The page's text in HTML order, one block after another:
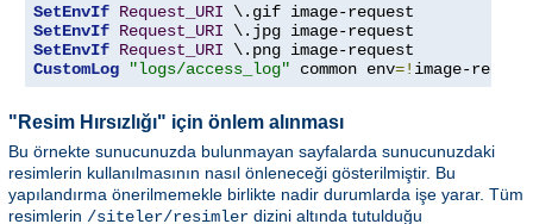
SetEnvIf Request_URI
SetEnvIf Request_URI
SetEnvIf Request_URI
CustomLog
"logs/access_log" common env=! image-
"Resim Hırsızlığı" için önlem alınması
Bu örnekte sunucunuzda bulunmayan sayfalarda sunucunuzdaki
resimlerin kullanılmasının nasıl önleneceği gösterilmiştir. Bu
yapılandırma önerilmemekle birlikte nadir durumlarda işe yarar. Tüm
resimlerin /siteler/resimler dizini altında tutulduğu